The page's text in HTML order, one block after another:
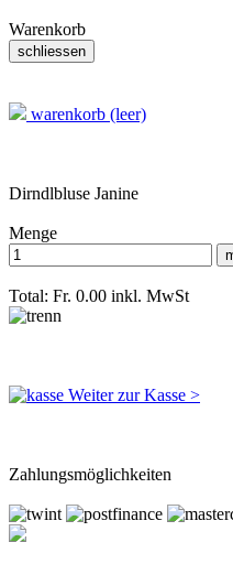
Warenkorb
warenkorb (leer)
Dirndlbluse Janine
Menge
Total: Fr. 0.00 inkl. MwSt
Weiter zur Kasse >
Zahlungsmöglichkeiten